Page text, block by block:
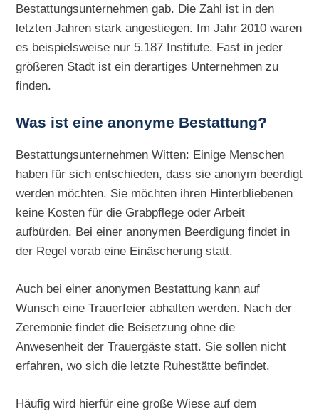
Bestattungsunternehmen gab. Die Zahl ist in den
letzten Jahren stark angestiegen. Im Jahr 2010 waren
es beispielsweise nur 5.187 Institute. Fast in jeder
größeren Stadt ist ein derartiges Unternehmen zu
finden.
Was ist eine anonyme Bestattung?
Bestattungsunternehmen Witten: Einige Menschen
haben für sich entschieden, dass sie anonym beerdigt
werden möchten. Sie möchten ihren Hinterbliebenen
keine Kosten für die Grabpflege oder Arbeit
aufbürden. Bei einer anonymen Beerdigung findet in
der Regel vorab eine Einäscherung statt.
Auch bei einer anonymen Bestattung kann auf
Wunsch eine Trauerfeier abhalten werden. Nach der
Zeremonie findet die Beisetzung ohne die
Anwesenheit der Trauergäste statt. Sie sollen nicht
erfahren, wo sich die letzte Ruhestätte befindet.
Häufig wird hierfür eine große Wiese auf dem